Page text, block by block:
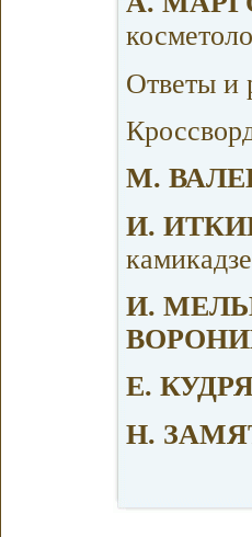
Ответы и
М.
И.
камикадзе
И.
Е.
Н.